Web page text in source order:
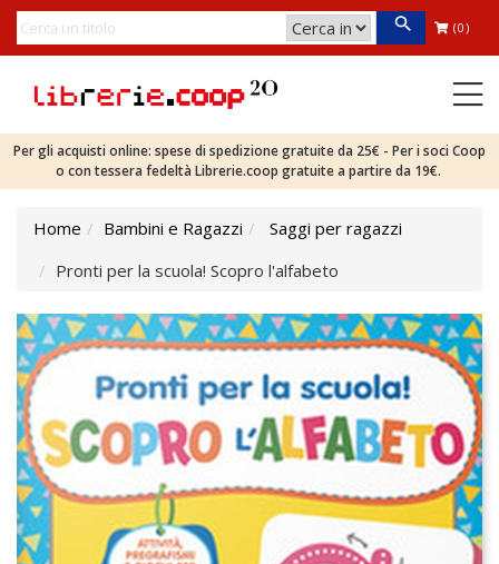
(0)
Per gli acquisti online: spese di spedizione gratuite da 25€ - Per i soci Coop
o con tessera fedeltà Librerie.coop gratuite a partire da 19€.
Home Bambini e Ragazzi
Saggi per ragazzi
Pronti per la scuola! Scopro l'alfabeto